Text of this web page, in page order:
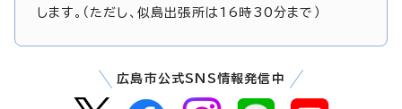
します。（ただし、似島出張所は16時30分まで）
広島市公式SNS情報発信中